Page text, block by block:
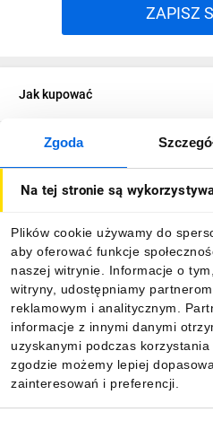
Zgoda
Na tej stronie są
Plików cookie używamy do
aby oferować funkcje
naszej witrynie. Informacje o
witryny, udostępniamy partnerom
reklamowym i analitycznym.
informacje z innymi danymi
uzyskanymi podczas korzystania
zgodzie możemy lepiej
zainteresowań i preferencji.
ZAPISZ
Jak kupować
O firmie
Informacje
Pobierz naszą